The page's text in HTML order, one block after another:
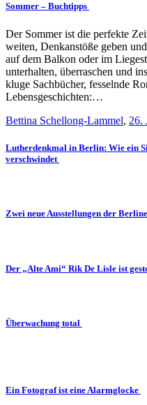
Sommer – Buchtipps
Der Sommer ist die perfekte
weiten, Denkanstöße geben
auf dem Balkon oder im
unterhalten, überraschen und
kluge Sachbücher, fesselnde
Lebensgeschichten:…
Bettina Schellong-Lammel, 26.
Lutherdenkmal in Berlin: Wie ein
verschwindet
Zwei neue Ausstellungen der
Der „Alte Ami“ Rik De Lisle ist
Überwachung total
Ein Fotograf ist eine Alarmglocke